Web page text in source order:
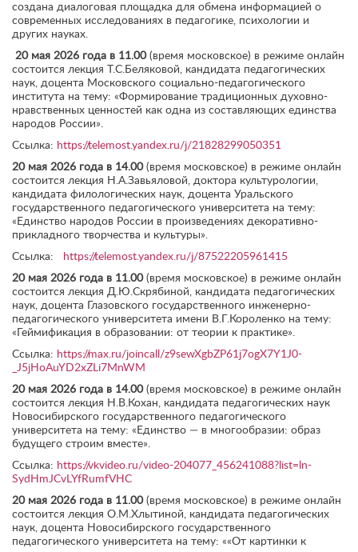
создана диалоговая площадка для обмена информацией о
современных исследованиях в педагогике, психологии и
других науках.
20 мая 2026 года в 11.00(время московское) в режиме онлайн
состоится лекция Т.С.Беляковой, кандидата педагогических
наук, доцента Московского социально-педагогического
института на тему: «Формирование традиционных духовно-
нравственных ценностей как одна из составляющих единства
народов России».
Ссылка: https://telemost.yandex.ru/j/21828299050351
20 мая 2026 года в 14.00(время московское) в режиме онлайн
состоится лекция Н.А.Завьяловой, доктора культурологии,
кандидата филологических наук, доцента Уральского
государственного педагогического университета на тему:
«Единство народов России в произведениях декоративно-
прикладного творчества и культуры».
Ссылка:
https://telemost.yandex.ru/j/87522205961415
20 мая 2026 года в 11.00(время московское) в режиме онлайн
состоится лекция Д.Ю.Скрябиной, кандидата педагогических
наук, доцента Глазовского государственного инженерно-
педагогического университета имени В.Г.Короленко на тему:
«Геймификация в образовании: от теории к практике».
Ссылка: https://max.ru/joincall/z9sewXgbZP61j7ogX7Y1J0-
_J5jHoAuYD2xZLi7MnWM
20 мая 2026 года в 14.00 (время московское) в режиме онлайн
состоится лекция Н.В.Кохан, кандидата педагогических наук
Новосибирского государственного педагогического
университета на тему: «Единство — в многообразии: образ
будущего строим вместе».
Ссылка: https://vkvideo.ru/video-204077_456241088?list=ln-
SydHmJCvLYfRumfVHC
20 мая 2026 года в 11.00 (время московское) в режиме онлайн
состоится лекция О.М.Хлытиной, кандидата педагогических
наук, доцента Новосибирского государственного
педагогического университета на тему: ««От картинки к